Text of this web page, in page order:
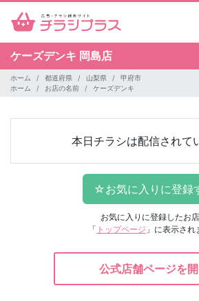
ケーズデンキ 岡島店
ホーム 都道府県 山梨県
甲府市
ホーム
お店の名前 ケーズデンキ
本日チラシは配信されて
お気に入りに登録したお
「 トップページ 」に表示され
公式店舗ページを開